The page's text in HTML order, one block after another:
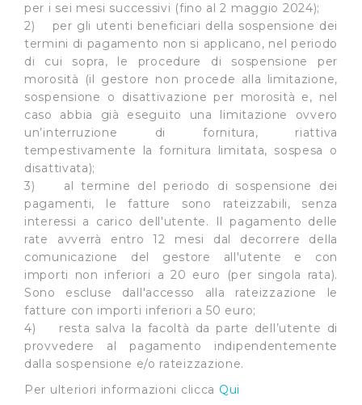
e imposta le tue preferenze nella sezione dettagli. Puoi
modificare o ritirare il tuo consenso in qualsiasi momento
dalla Dichiarazione sui cookie.
Utilizziamo dei cookie tecnici necessari per rendere
fruibile il sito web abilitandone funzionalità di base quali
la navigazione sulle pagine e l'accesso alle aree
protette. In linea con le preferenze manifestate
dall’Utente e con i consensi dallo stesso prestati, i
cookie possono essere inoltre utilizzati per analizzare il
traffico sul nostro sito web, per personalizzare
contenuti ed annunci e per fornire funzionalità dei social
media, condividendo informazioni sul modo in cui
l’Utente utilizza il nostro sito con i nostri partner. Tali
soggetti, che si occupano di analisi dei dati web,
pubblicità e social media, potrebbero combinare le
informazioni ricevute con altre informazioni che l’Utente
ha fornito loro o che hanno raccolto dal suo utilizzo dei
loro servizi.
Cliccando su "Accetta tutti", l'Utente accetta di
per i sei mesi successivi (fino al 2 maggio 2024);
2) per gli utenti beneficiari della sospensione dei
termini di pagamento non si applicano, nel periodo
di cui sopra, le procedure di sospensione per
morosità (il gestore non procede alla limitazione,
sospensione o disattivazione per morosità e, nel
caso abbia già eseguito una limitazione ovvero
un’interruzione di fornitura, riattiva
tempestivamente la fornitura limitata, sospesa o
disattivata);
3) al termine del periodo di sospensione dei
pagamenti, le fatture sono rateizzabili, senza
interessi a carico dell'utente. Il pagamento delle
rate avverrà entro 12 mesi dal decorrere della
comunicazione del gestore all'utente e con
importi non inferiori a 20 euro (per singola rata).
Sono escluse dall'accesso alla rateizzazione le
fatture con importi inferiori a 50 euro;
4) resta salva la facoltà da parte dell’utente di
provvedere al pagamento indipendentemente
dalla sospensione e/o rateizzazione.
Per ulteriori informazioni clicca Qui